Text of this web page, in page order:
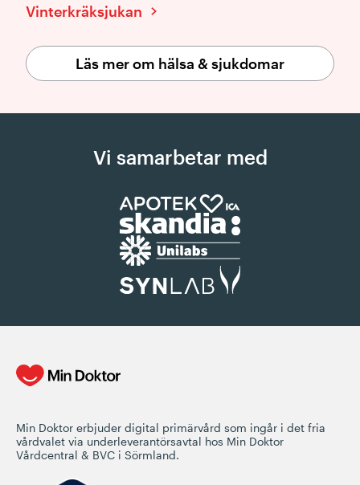
Vinterkräksjukan
Läs mer om hälsa & sjukdomar
Vi samarbetar med
Min Doktor erbjuder digital primärvård som ingår i det fria
vårdvalet via underleverantörsavtal hos Min Doktor
Vårdcentral & BVC i Sörmland.